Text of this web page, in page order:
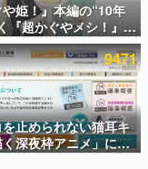
ュー数万以上！ などな
ミ渾身の“殿堂入り”記
や姫！』本編の“10年
『超かぐやメシ！』
決定。新たなWebマン
「ビビビコミック」
が掲載スタート、あ
は…まだ続きがある！
9471
を止められない猫耳キ
く深夜枠アニメ」に視
から批判意見。違法